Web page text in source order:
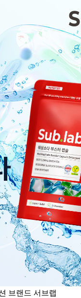
브랜드 서브랩